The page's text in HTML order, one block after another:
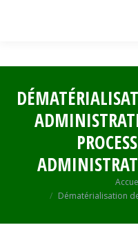
Dématérialisation